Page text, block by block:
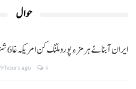
حوال
ایران آبنائے ہرمز ءِ پورو ملنگ کن امریکہ غا 6 شڑت تخا
9 hours ago 0